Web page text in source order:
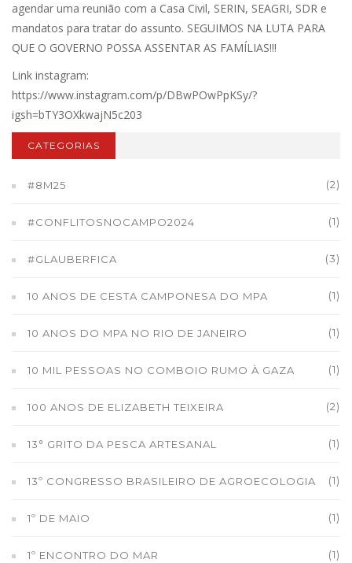
agendar uma reunião com a Casa Civil, SERIN, SEAGRI, SDR e
mandatos para tratar do assunto. SEGUIMOS NA LUTA PARA
QUE O GOVERNO POSSA ASSENTAR AS FAMÍLIAS!!!
Link instagram:
https://www.instagram.com/p/DBwPOwPpKSy/?
igsh=bTY3OXkwajN5c203
CATEGORIAS
#8M25 (2)
#CONFLITOSNOCAMPO2024 (1)
#GLAUBERFICA (3)
10 ANOS DE CESTA CAMPONESA DO MPA (1)
10 ANOS DO MPA NO RIO DE JANEIRO (1)
10 MIL PESSOAS NO COMBOIO RUMO À GAZA (1)
100 ANOS DE ELIZABETH TEIXEIRA (2)
13° GRITO DA PESCA ARTESANAL (1)
13º CONGRESSO BRASILEIRO DE AGROECOLOGIA (1)
1º DE MAIO (1)
1º ENCONTRO DO MAR (1)